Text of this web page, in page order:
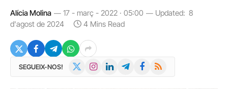
Alícia Molina 17 - març - 2022 · 05:00 Updated: 8
d'agost de 2024
4 Mins Read
SEGUEIX-NOS! InstagramLinkedInTelegramFacebook
RSS